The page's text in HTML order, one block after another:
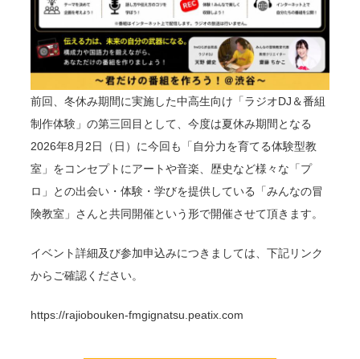
前回、冬休み期間に実施した中高生向け「ラジオDJ＆番組
制作体験」の第三回目として、今度は夏休み期間となる
2026年8月2日（日）に今回も「自分力を育てる体験型教
室」をコンセプトにアートや音楽、歴史など様々な「プ
ロ」との出会い・体験・学びを提供している「みんなの冒
険教室」さんと共同開催という形で開催させて頂きます。
イベント詳細及び参加申込みにつきましては、下記リンク
からご確認ください。
https://rajiobouken-fmgignatsu.peatix.com